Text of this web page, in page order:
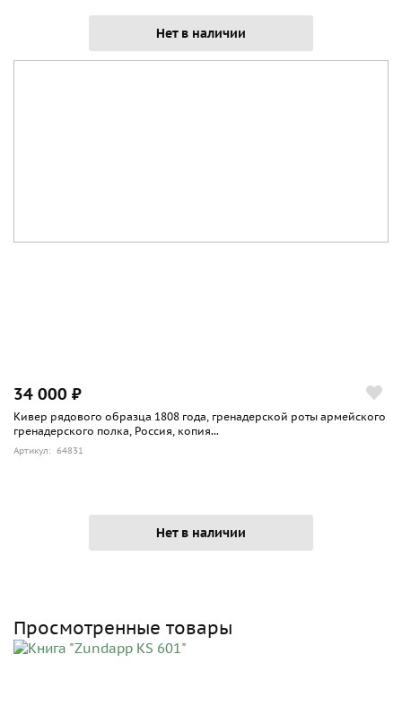
Нет в наличии
34 000 ₽
Кивер рядового образца 1808 года, гренадерской роты армейского
гренадерского полка, Россия, копия...
Артикул: 64831
Нет в наличии
Просмотренные товары